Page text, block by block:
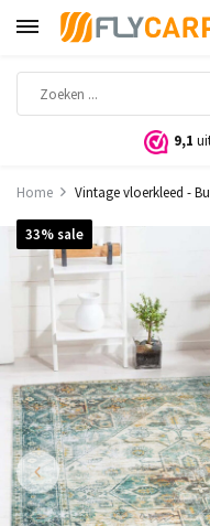
9,1
Home Vintage vloerkleed -
33% sale